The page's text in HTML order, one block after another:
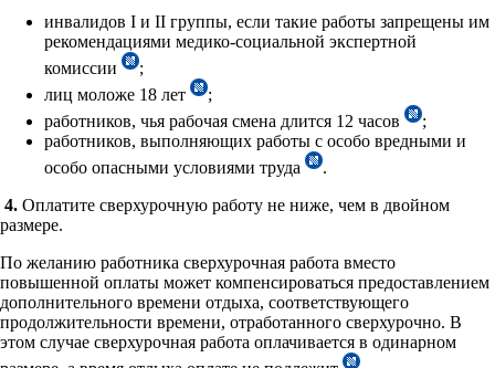
инвалидов I и II группы, если такие работы запрещены им
рекомендациями медико-социальной экспертной
комиссии
;
лиц моложе 18 лет
;
работников, чья рабочая смена длится 12 часов
;
работников, выполняющих работы с особо вредными и
особо опасными условиями труда
.
4. Оплатите сверхурочную работу не ниже, чем в двойном
размере.
По желанию работника сверхурочная работа вместо
повышенной оплаты может компенсироваться предоставлением
дополнительного времени отдыха, соответствующего
продолжительности времени, отработанного сверхурочно. В
этом случае сверхурочная работа оплачивается в одинарном